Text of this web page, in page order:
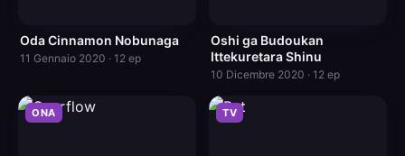
Oda Cinnamon Nobunaga
11 Gennaio 2020 · 12 ep
Oshi ga Budoukan
Ittekuretara Shinu
10 Dicembre 2020 · 12 ep
ONA TV